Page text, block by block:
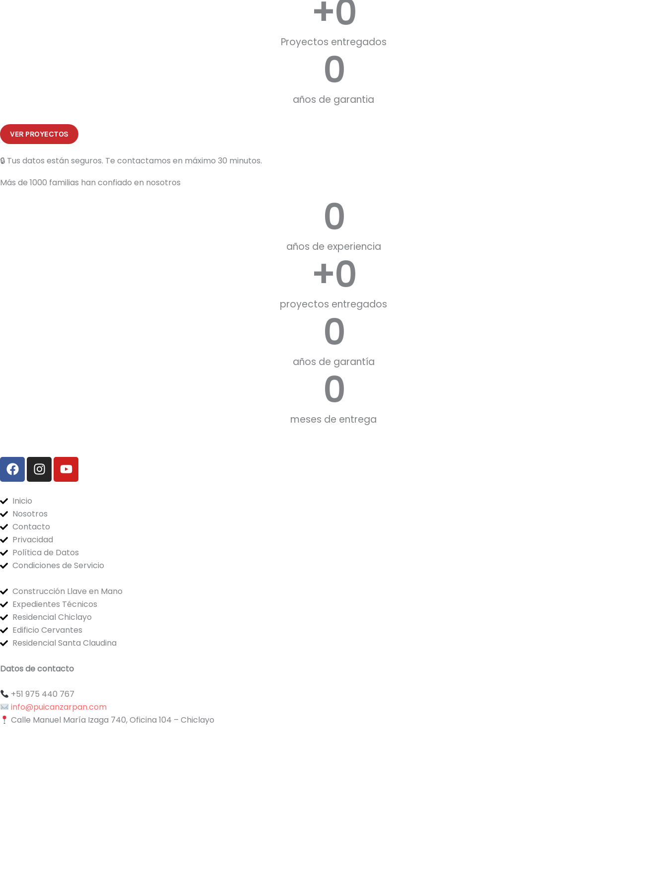
Proyectos entregados
+0
años de garantia
0
VER PROYECTOS
🔒 Tus datos están seguros. Te contactamos en máximo 30 minutos.
Más de 1000 familias han confiado en nosotros
años de experiencia
0
proyectos entregados
+0
años de garantía
0
meses de entrega
0
F
a
c
e
b
o
o
k
I
n
s
a
g
r
a
m
Y
o
u
Inicio
Nosotros
Contacto
Privacidad
Política de Datos
Condiciones de Servicio
Construcción Llave en Mano
Expedientes Técnicos
Residencial Chiclayo
Edificio Cervantes
Residencial Santa Claudina
Datos de contacto
+51 975 440 767
info@puicanzarpan.com
Calle Manuel María Izaga 740, Oficina 104 – Chiclayo